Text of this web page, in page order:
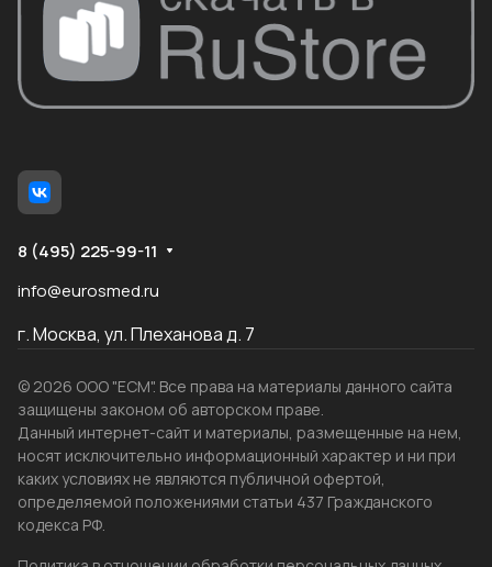
8 (495) 225-99-11
info@eurosmed.ru
г. Москва, ул. Плеханова д. 7
© 2026 ООО "ЕСМ". Все права на материалы данного сайта
защищены законом об авторском праве.
Данный интернет-сайт и материалы, размещенные на нем,
носят исключительно информационный характер и ни при
каких условиях не являются публичной офертой,
определяемой положениями статьи 437 Гражданского
кодекса РФ.